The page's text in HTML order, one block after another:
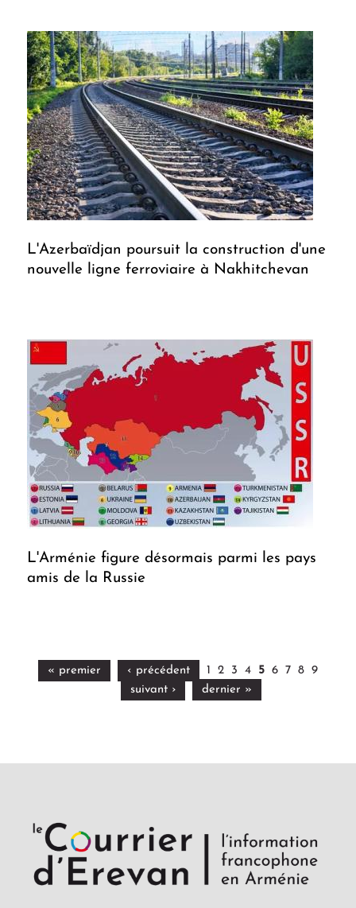
L'Azerbaïdjan poursuit la construction d'une
nouvelle ligne ferroviaire à Nakhitchevan
L'Arménie figure désormais parmi les pays
amis de la Russie
« premier ‹ précédent 1 2 3 4 5 6 7 8 9
suivant ›
dernier »